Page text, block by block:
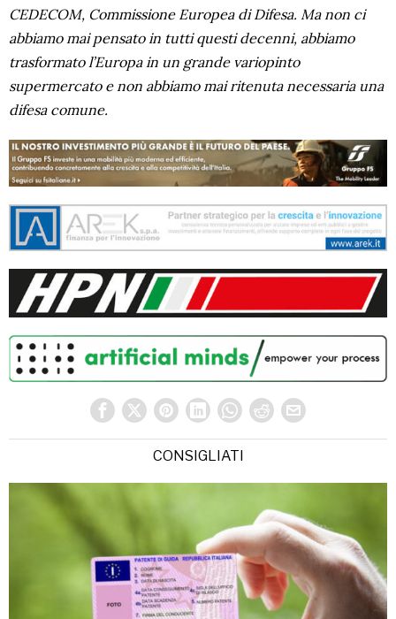
CEDECOM, Commissione Europea di Difesa. Ma non ci
abbiamo mai pensato in tutti questi decenni, abbiamo
trasformato l’Europa in un grande variopinto
supermercato e non abbiamo mai ritenuta necessaria una
difesa comune.
CONSIGLIATI